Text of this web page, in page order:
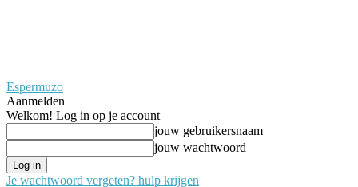
Espermuzo
Aanmelden
Welkom! Log in op je account
jouw gebruikersnaam
jouw wachtwoord
Je wachtwoord vergeten? hulp krijgen